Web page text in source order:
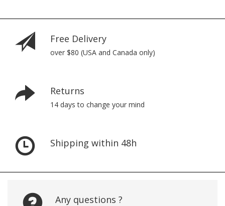
Free Delivery
over $80 (USA and Canada only)
Returns
14 days to change your mind
Shipping within 48h
Any questions ?